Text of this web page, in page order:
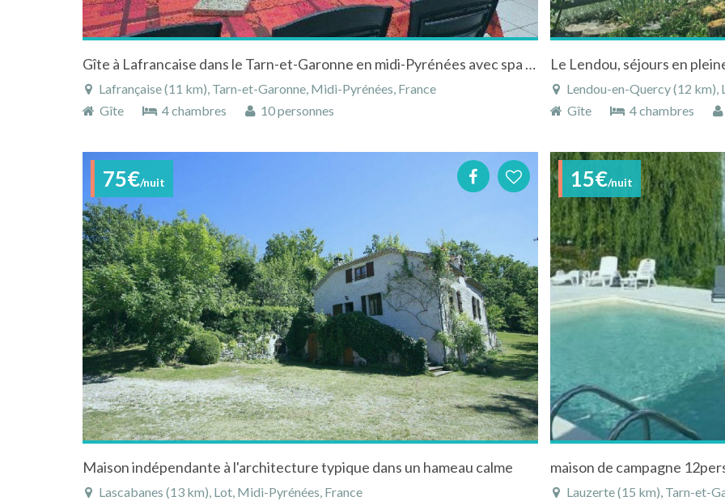
Gîte à Lafrancaise dans le Tarn-et-Garonne en midi-Pyrénées avec spa et sauna
Lafrançaise (11 km), Tarn-et-Garonne, Midi-Pyrénées, France
Gîte
4 chambres 10 personnes
Le Lendou, séjours en
Lendou-en-Quercy (12 km),
Gîte
4 chambres
75€/nuit
Maison indépendante à l'architecture typique dans un hameau calme
Lascabanes (13 km), Lot, Midi-Pyrénées, France
15€/nuit
Lauzerte (15 km), Tarn-et-